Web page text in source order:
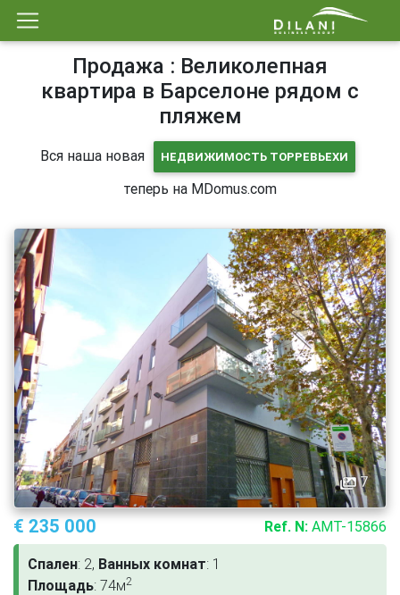
Продажа : Великолепная
квартира в Барселоне рядом с
пляжем
Вся наша новая НЕДВИЖИМОСТЬ ТОРРЕВЬЕХИ
теперь на MDomus.com
7
€ 235 000 Ref. N: AMT-15866
Спален: 2, Ванных комнат: 1
Площадь: 74м2